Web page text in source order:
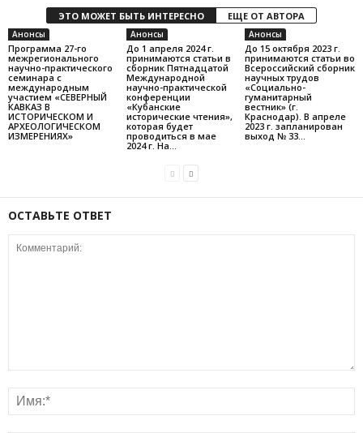
ЭТО МОЖЕТ БЫТЬ ИНТЕРЕСНО ЕЩЕ ОТ АВТОРА
Анонсы
Программа 27-го
межрегионального
научно-практического
семинара с
международным
участием «СЕВЕРНЫЙ
КАВКАЗ В
ИСТОРИЧЕСКОМ И
АРХЕОЛОГИЧЕСКОМ
ИЗМЕРЕНИЯХ»
Анонсы
До 1 апреля 2024 г.
принимаются статьи в
сборник Пятнадцатой
Международной
научно-практической
конференции
«Кубанские
исторические чтения»,
которая будет
проводиться в мае
2024 г. На...
Анонсы
До 15 октября 2023 г.
принимаются статьи во
Всероссийский сборник
научных трудов
«Социально-
гуманитарный
вестник» (г.
Краснодар). В апреле
2023 г. запланирован
выход № 33...
ОСТАВЬТЕ ОТВЕТ